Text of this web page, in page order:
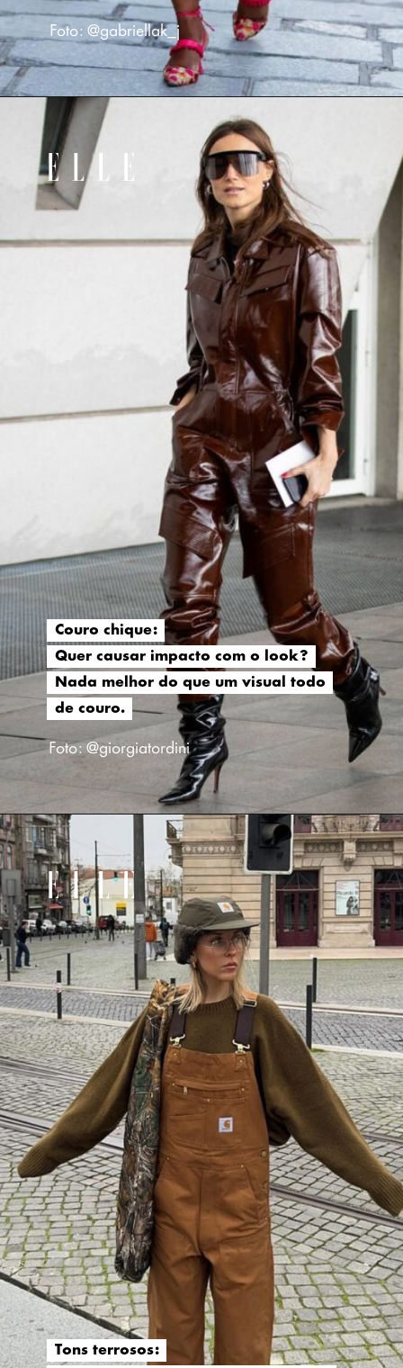
Foto: @gabriellak_j
Couro chique:
Quer causar impacto com o look?
Nada melhor do que um visual todo
de couro.
Couro chique:
Quer causar impacto com o look?
Nada melhor do que um visual todo
de couro.
Foto: @giorgiatordini
Tons terrosos:
Tons terrosos: